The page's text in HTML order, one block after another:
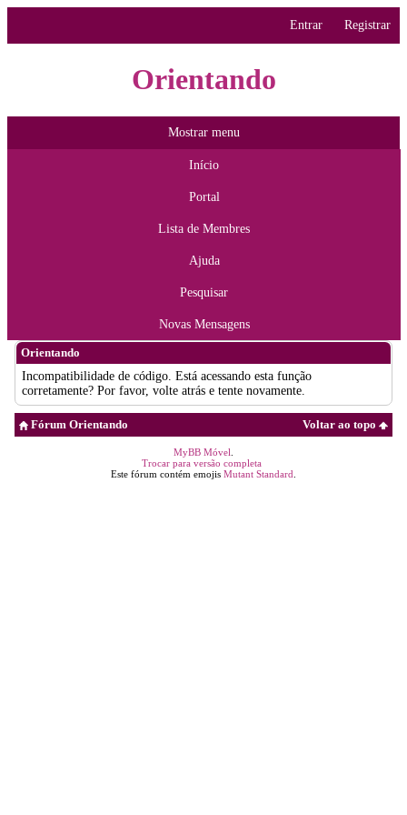
Entrar Registrar
Orientando
Mostrar menu
Início
Portal
Lista de Membres
Ajuda
Pesquisar
Novas Mensagens
Orientando
Incompatibilidade de código. Está acessando esta função
corretamente? Por favor, volte atrás e tente novamente.
Voltar ao topo
Fórum Orientando
MyBB Móvel
Trocar para versão completa
Este fórum contém emojis Mutant Standard